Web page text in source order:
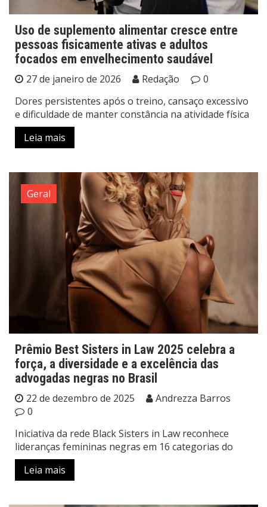
Uso de suplemento alimentar cresce entre
pessoas fisicamente ativas e adultos
focados em envelhecimento saudável
27 de janeiro de 2026 Redação
0
Dores persistentes após o treino, cansaço excessivo
e dificuldade de manter constância na atividade física
Leia mais
Geral
Prêmio Best Sisters in Law 2025 celebra a
força, a diversidade e a excelência das
advogadas negras no Brasil
22 de dezembro de 2025
Andrezza Barros
0
Iniciativa da rede Black Sisters in Law reconhece
lideranças femininas negras em 16 categorias do
Leia mais